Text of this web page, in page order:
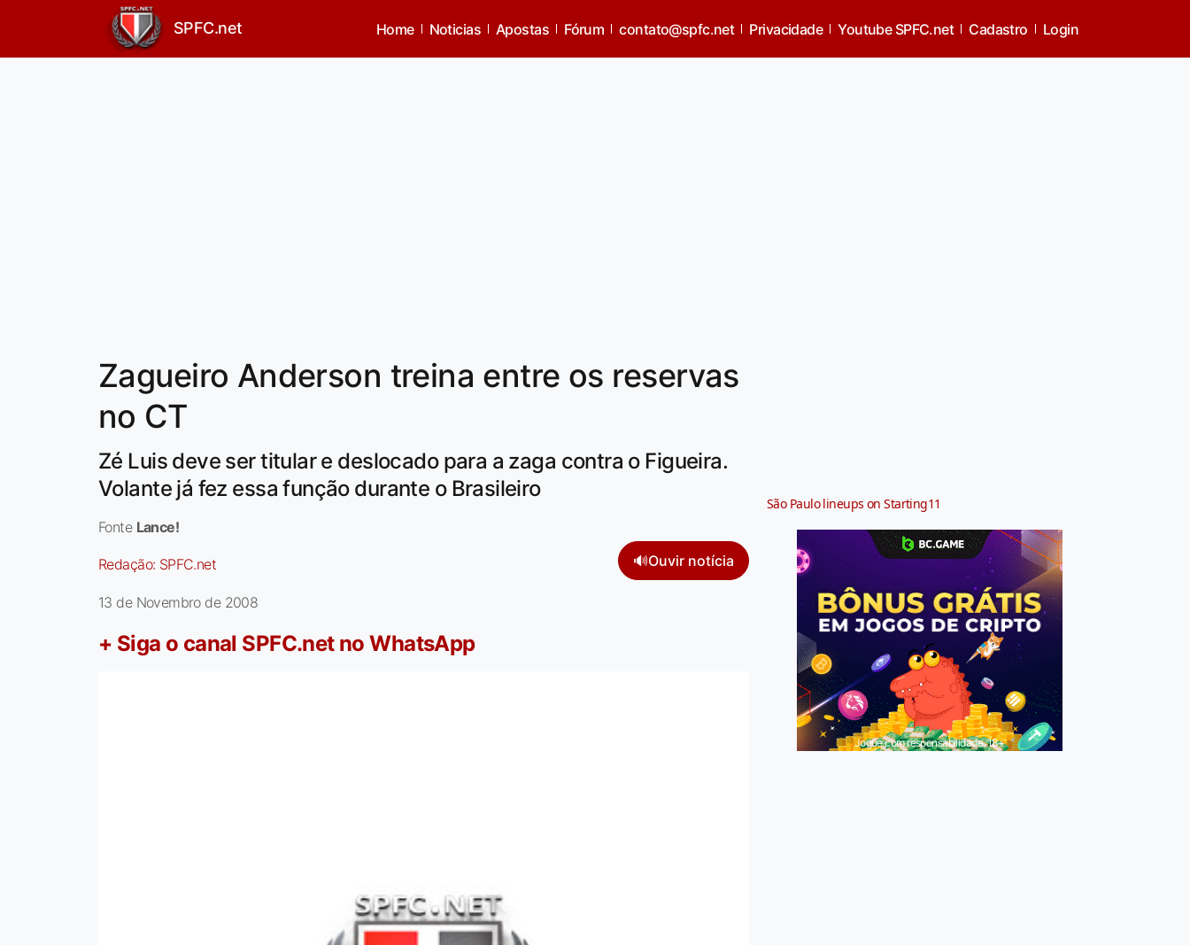
SPFC.net Home Noticias Apostas Fórum contato@spfc.net Privacidade Youtube SPFC.net Cadastro Login
Zagueiro Anderson treina entre os reservas
no CT
Zé Luis deve ser titular e deslocado para a zaga contra o Figueira.
Volante já fez essa função durante o Brasileiro
Fonte Lance!
Redação: SPFC.net 🔊Ouvir notícia
13 de Novembro de 2008
+ Siga o canal SPFC.net no WhatsApp
São Paulo lineups on Starting11
Jogue com responsabilidade. 18+